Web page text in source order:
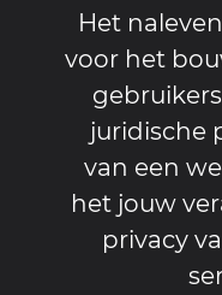
Het
voor het
juridische
van een
het jouw
privacy